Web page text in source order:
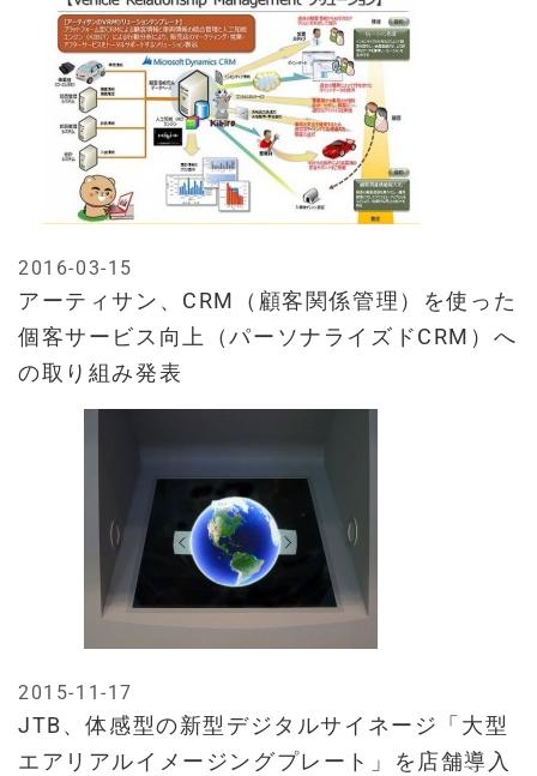
アーティサン、CRM（顧客関係管理）を使った
個客サービス向上（パーソナライズドCRM）へ
の取り組み発表
2016-03-15
JTB、体感型の新型デジタルサイネージ「大型
エアリアルイメージングプレート」を店舗導入
2015-11-17